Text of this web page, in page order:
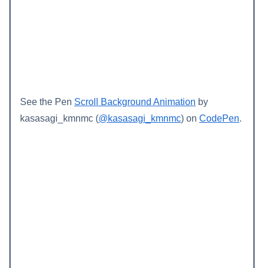
See the Pen Scroll Background Animation by
kasasagi_kmnmc (@kasasagi_kmnmc) on CodePen.